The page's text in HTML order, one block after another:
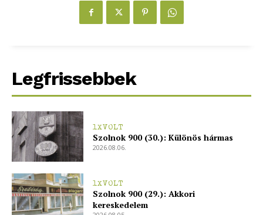
Legfrissebbek
1XVOLT
Szolnok 900 (30.): Különös hármas
2026.08.06.
1XVOLT
Szolnok 900 (29.): Akkori
kereskedelem